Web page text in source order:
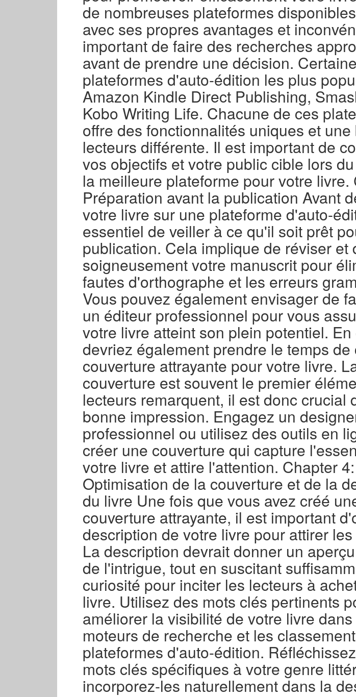
de nombreuses plateformes
avec ses propres avantages et
important de faire des recherches
avant de prendre une décision.
plateformes d'auto-édition les plus
Amazon Kindle Direct Publishing,
Kobo Writing Life. Chacune de ces
offre des fonctionnalités uniques et une
lecteurs différente. Il est important de
vos objectifs et votre public cible lors
la meilleure plateforme pour votre livre.
Préparation avant la publication Avant
votre livre sur une plateforme d'auto-
essentiel de veiller à ce qu'il soit prêt
publication. Cela implique de réviser et
soigneusement votre manuscrit pour
fautes d'orthographe et les erreurs
Vous pouvez également envisager de
un éditeur professionnel pour vous
votre livre atteint son plein potentiel.
devriez également prendre le temps de
couverture attrayante pour votre livre.
couverture est souvent le premier
lecteurs remarquent, il est donc crucial
bonne impression. Engagez un
professionnel ou utilisez des outils en
créer une couverture qui capture
votre livre et attire l'attention. Chapter 4:
Optimisation de la couverture et de la
du livre Une fois que vous avez créé
couverture attrayante, il est important
description de votre livre pour attirer
La description devrait donner un
de l'intrigue, tout en suscitant
curiosité pour inciter les lecteurs à
livre. Utilisez des mots clés pertinents
améliorer la visibilité de votre livre
moteurs de recherche et les
plateformes d'auto-édition.
mots clés spécifiques à votre genre
incorporez-les naturellement dans la